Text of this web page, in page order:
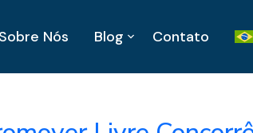
Sobre Nós Blog Contato